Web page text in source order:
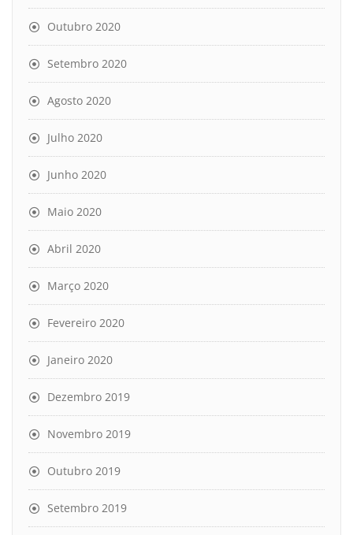
Outubro 2020
Setembro 2020
Agosto 2020
Julho 2020
Junho 2020
Maio 2020
Abril 2020
Março 2020
Fevereiro 2020
Janeiro 2020
Dezembro 2019
Novembro 2019
Outubro 2019
Setembro 2019